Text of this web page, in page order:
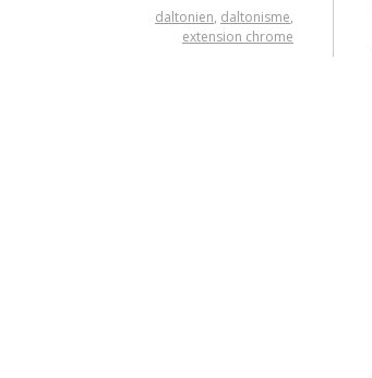
daltonien, daltonisme,
extension chrome